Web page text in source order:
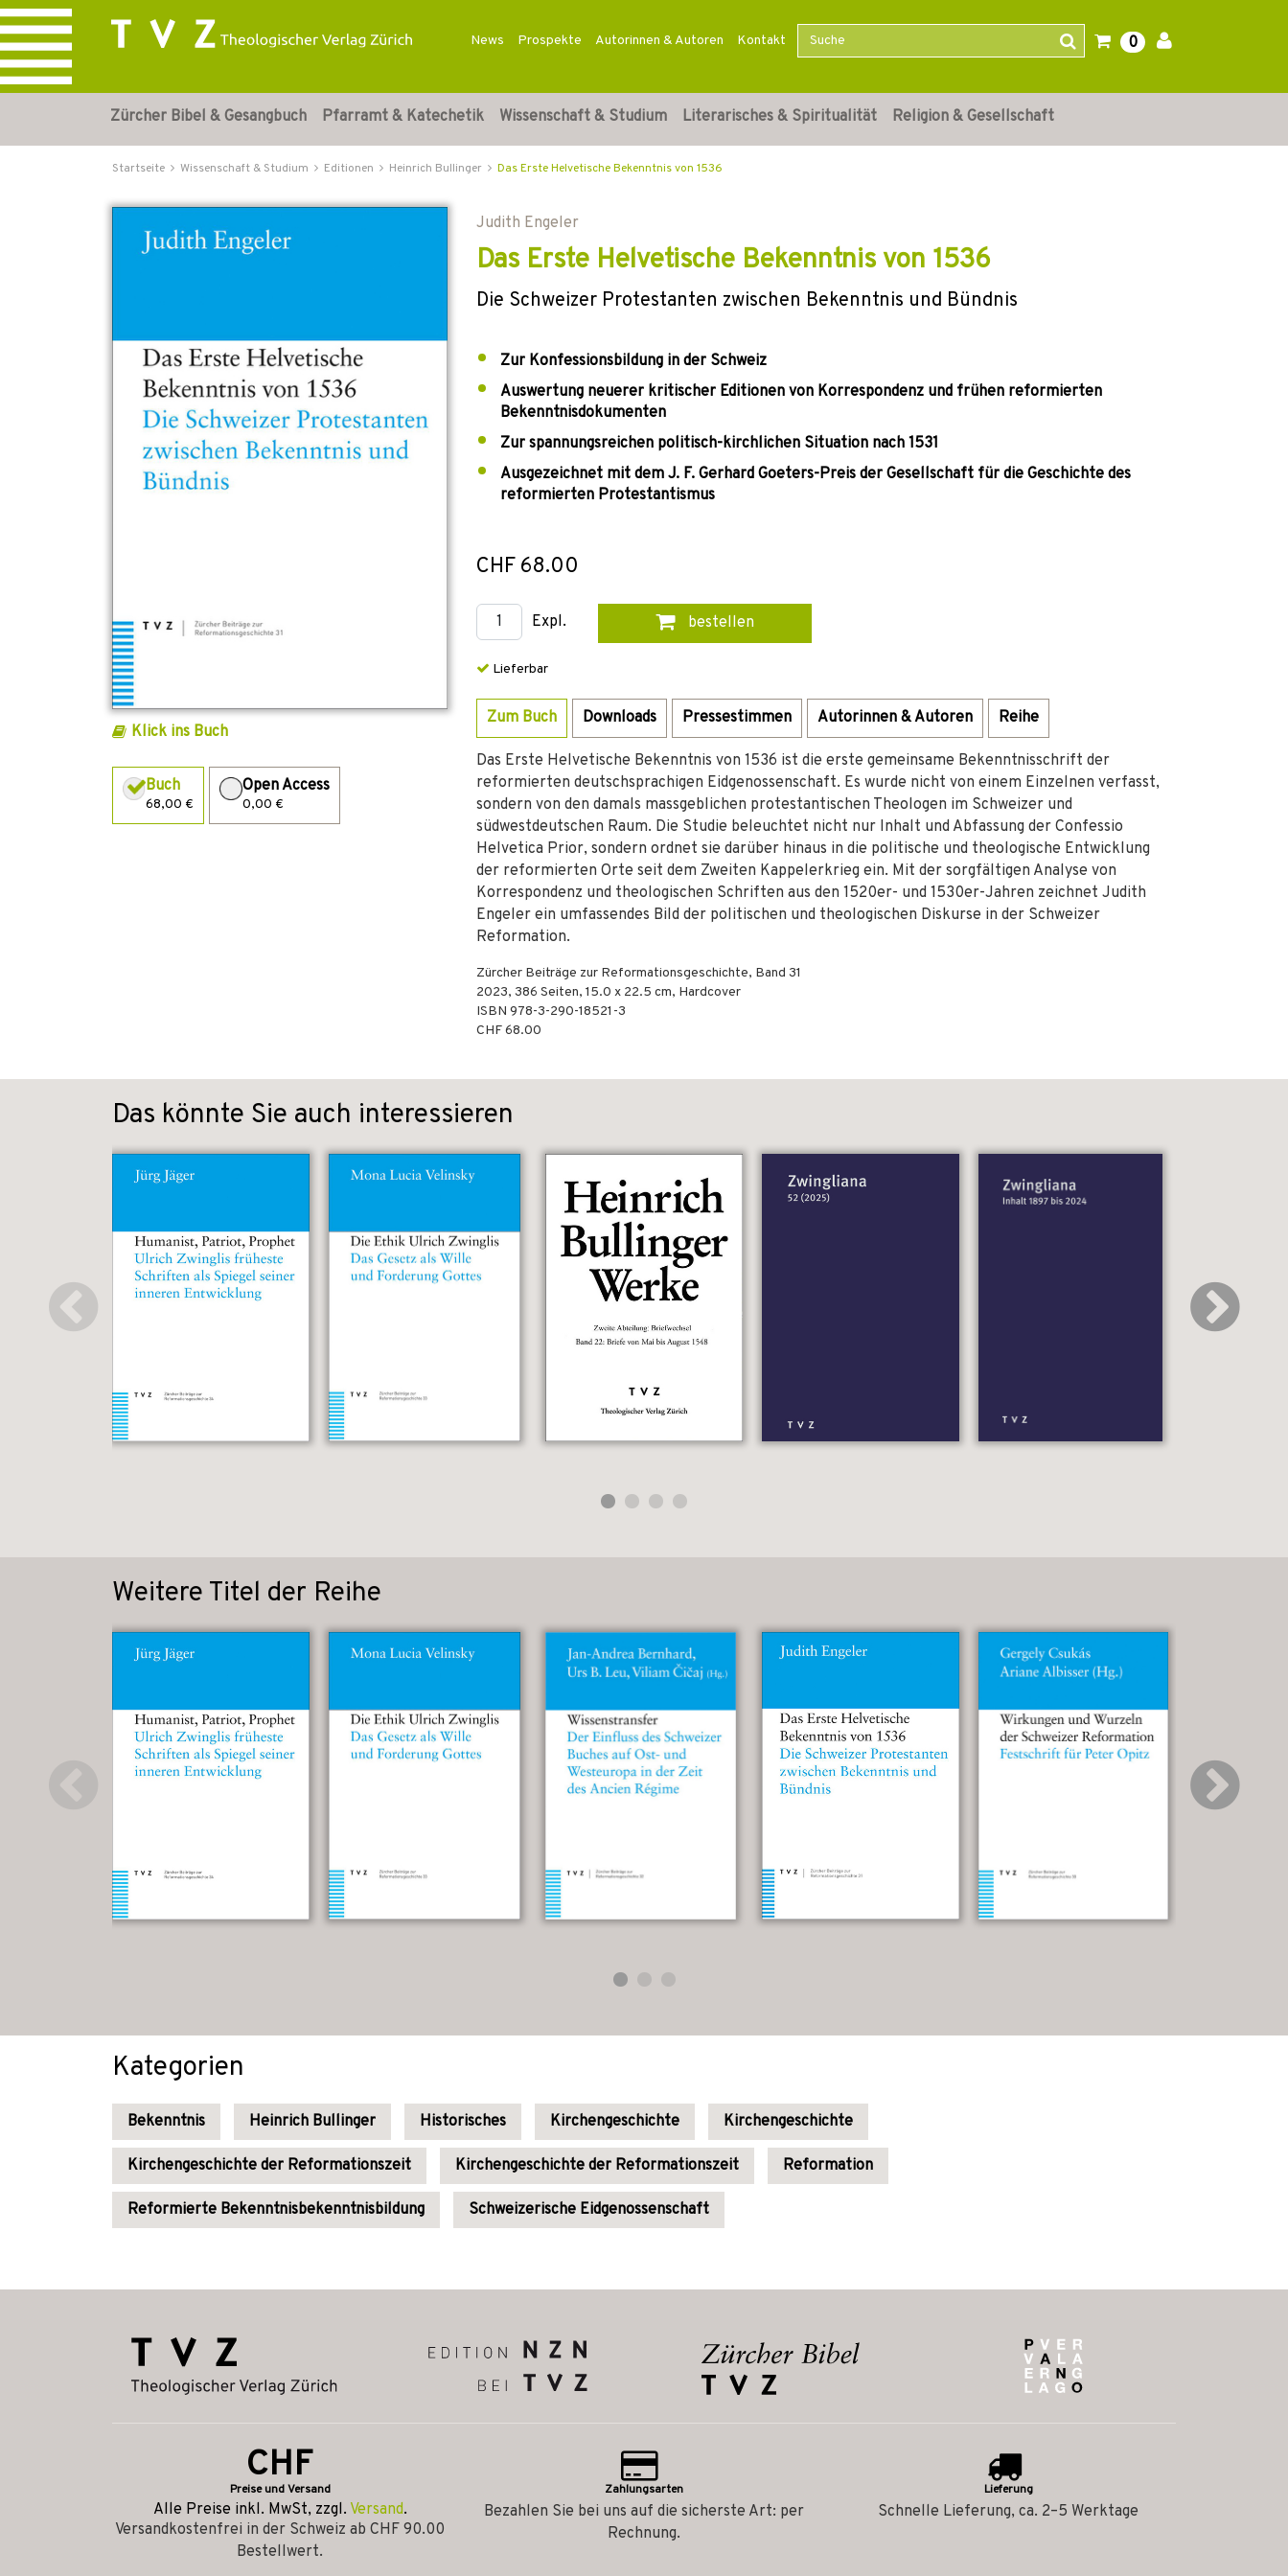
News Prospekte Autorinnen & Autoren Kontakt 0
Zürcher Bibel & Gesangbuch Pfarramt & Katechetik Wissenschaft & Studium Literarisches & Spiritualität Religion & Gesellschaft
Startseite Wissenschaft & Studium Editionen Heinrich Bullinger Das Erste Helvetische Bekenntnis von 1536
Klick ins Buch
Buch
68,00 €
Open Access
0,00 €
Judith Engeler
Das Erste Helvetische Bekenntnis von 1536
Die Schweizer Protestanten zwischen Bekenntnis und Bündnis
Zur Konfessionsbildung in der Schweiz
Auswertung neuerer kritischer Editionen von Korrespondenz und frühen reformierten
Bekenntnisdokumenten
Zur spannungsreichen politisch-kirchlichen Situation nach 1531
Ausgezeichnet mit dem J. F. Gerhard Goeters-Preis der Gesellschaft für die Geschichte des
reformierten Protestantismus
CHF 68.00
Expl. bestellen
Lieferbar
Zum Buch Downloads Pressestimmen Autorinnen & Autoren Reihe
Das Erste Helvetische Bekenntnis von 1536 ist die erste gemeinsame Bekenntnisschrift der
reformierten deutschsprachigen Eidgenossenschaft. Es wurde nicht von einem Einzelnen verfasst,
sondern von den damals massgeblichen protestantischen Theologen im Schweizer und
südwestdeutschen Raum. Die Studie beleuchtet nicht nur Inhalt und Abfassung der Confessio
Helvetica Prior, sondern ordnet sie darüber hinaus in die politische und theologische Entwicklung
der reformierten Orte seit dem Zweiten Kappelerkrieg ein. Mit der sorgfältigen Analyse von
Korrespondenz und theologischen Schriften aus den 1520er- und 1530er-Jahren zeichnet Judith
Engeler ein umfassendes Bild der politischen und theologischen Diskurse in der Schweizer
Reformation.
Zürcher Beiträge zur Reformationsgeschichte, Band 31
2023, 386 Seiten, 15.0 x 22.5 cm, Hardcover
ISBN 978-3-290-18521-3
CHF 68.00
Das könnte Sie auch interessieren
Weitere Titel der Reihe
Kategorien
Bekenntnis Heinrich Bullinger Historisches Kirchengeschichte Kirchengeschichte
Kirchengeschichte der Reformationszeit Kirchengeschichte der Reformationszeit Reformation
Reformierte Bekenntnisbekenntnisbildung Schweizerische Eidgenossenschaft
CHF
Preise und Versand
Alle Preise inkl. MwSt, zzgl. Versand.
Versandkostenfrei in der Schweiz ab CHF 90.00
Bestellwert.
Zahlungsarten
Bezahlen Sie bei uns auf die sicherste Art: per
Rechnung.
Lieferung
Schnelle Lieferung, ca. 2–5 Werktage